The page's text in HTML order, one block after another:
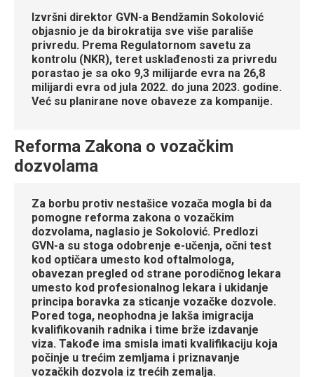
Izvršni direktor GVN-a Bendžamin Sokolović
objasnio je da birokratija sve više parališe
privredu. Prema Regulatornom savetu za
kontrolu (NKR), teret usklađenosti za privredu
porastao je sa oko 9,3 milijarde evra na 26,8
milijardi evra od jula 2022. do juna 2023. godine.
Već su planirane nove obaveze za kompanije.
Reforma Zakona o vozačkim
dozvolama
Za borbu protiv nestašice vozača mogla bi da
pomogne reforma zakona o vozačkim
dozvolama, naglasio je Sokolović. Predlozi
GVN-a su stoga odobrenje e-učenja, očni test
kod optičara umesto kod oftalmologa,
obavezan pregled od strane porodičnog lekara
umesto kod profesionalnog lekara i ukidanje
principa boravka za sticanje vozačke dozvole.
Pored toga, neophodna je lakša imigracija
kvalifikovanih radnika i time brže izdavanje
viza. Takođe ima smisla imati kvalifikaciju koja
počinje u trećim zemljama i priznavanje
vozačkih dozvola iz trećih zemalja.